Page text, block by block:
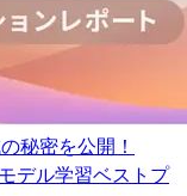
秘密を公開！
デル学習ベストプ